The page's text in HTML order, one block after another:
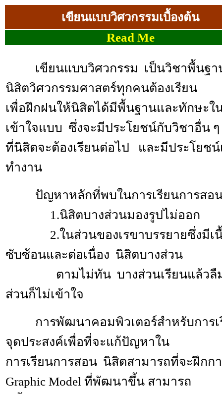
เขียนแบบวิศวกรรมเบื้องต้น
Read Me
เขียนแบบวิศวกรรม เป็นวิชาพื้นฐา
นิสิตวิศวกรรมศาสตร์ทุกคนต้องเรียน
เพื่อฝึกฝนให้นิสิตได้มีพื้นฐานและทักษะใ
เข้าใจแบบ ซึ่งจะมีประโยชน์กับวิชาอื่น ๆ
ที่นิสิตจะต้องเรียนต่อไป และมีประโยช
ทำงาน
ปัญหาหลักที่พบในการเรียนการสอ
1.นิสิตบางส่วนมองรูปไม่ออก
2.ในส่วนของเรขาบรรยายซึ่งมีเนื้
ซับซ้อนและต่อเนื่อง นิสิตบางส่วน
ตามไม่ทัน บางส่วนเรียนแล้วลืม
ส่วนก็ไม่เข้าใจ
การพัฒนาคอมพิวเตอร์สำหรับการเ
จุดประสงค์เพื่อที่จะแก้ปัญหาใน
การเรียนการสอน นิสิตสามารถที่จะฝึกก
Graphic Model ที่พัฒนาขึ้น สามารถ